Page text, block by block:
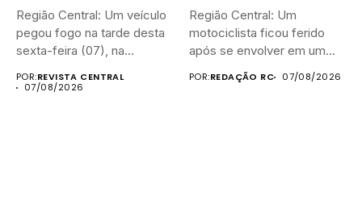
Região Central: Um veículo
pegou fogo na tarde desta
sexta-feira (07), na...
POR:REVISTA CENTRAL
07/08/2026
Região Central: Um
motociclista ficou ferido
após se envolver em um
acidente...
POR:REDAÇÃO RC 07/08/2026